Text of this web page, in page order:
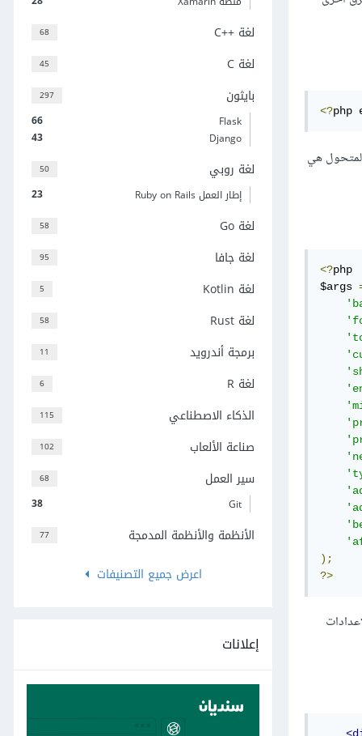
<?php
هي
<?php
$args
);
?>
68 لغة C++‎
45 لغة C
297 بايثون
66
Flask
43
Django
50 لغة روبي
23 إطار العمل Ruby on Rails
58 لغة Go
95 لغة جافا
5 لغة Kotlin
58 لغة Rust
11 برمجة أندرويد
6 لغة R
115 الذكاء الاصطناعي
102 صناعة الألعاب
68 سير العمل
38 Git
77
الأنظمة والأنظمة المدمجة
اعرض جميع التصنيفات
إعلانات